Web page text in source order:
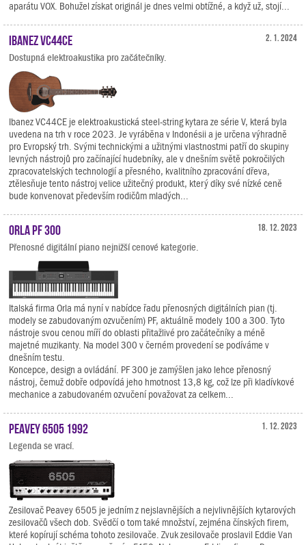
aparátu VOX. Bohužel získat originál je dnes velmi obtížné, a když už, stojí...
2. 1. 2024
Ibanez VC44CE
Dostupná elektroakustika pro začátečníky.
Ibanez VC44CE je elektroakustická steel-string kytara ze série V, která byla
uvedena na trh v roce 2023. Je vyráběna v Indonésii a je určena výhradně
pro Evropský trh. Svými technickými a užitnými vlastnostmi patří do skupiny
levných nástrojů pro začínající hudebníky, ale v dnešním světě pokročilých
zpracovatelských technologií a přesného, kvalitního zpracování dřeva,
ztělesňuje tento nástroj velice užitečný produkt, který díky své nízké ceně
bude konvenovat především rodičům mladých...
18. 12. 2023
Orla PF 300
Přenosné digitální piano nejnižší cenové kategorie.
Italská firma Orla má nyní v nabídce řadu přenosných digitálních pian (tj.
modely se zabudovaným ozvučením) PF, aktuálně modely 100 a 300. Tyto
nástroje svou cenou míří do oblasti přitažlivé pro začátečníky a méně
majetné muzikanty. Na model 300 v černém provedení se podíváme v
dnešním testu.
Koncepce, design a ovládání. PF 300 je zamýšlen jako lehce přenosný
nástroj, čemuž dobře odpovídá jeho hmotnost 13,8 kg, což lze při kladívkové
mechanice a zabudovaném ozvučení považovat za celkem...
1. 12. 2023
Peavey 6505 1992
Legenda se vrací.
Zesilovač Peavey 6505 je jedním z nejslavnějších a nejvlivnějších kytarových
zesilovačů všech dob. Svědčí o tom také množství, zejména čínských firem,
které kopírují schéma tohoto zesilovače. Zvuk zesilovače proslavil Eddie Van